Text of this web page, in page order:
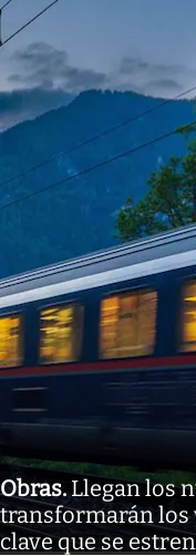
Obras. Llegan los
transformarán los
clave que se